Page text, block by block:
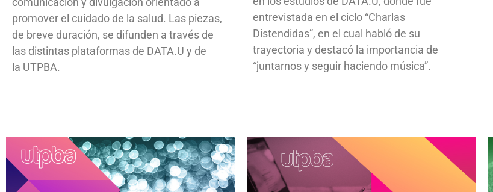
promover el cuidado de la salud. Las piezas,
de breve duración, se difunden a través de
las distintas plataformas de DATA.U y de
la UTPBA.
entrevistada en el ciclo “Charlas
Distendidas”, en el cual habló de su
trayectoria y destacó la importancia de
“juntarnos y seguir haciendo música”.